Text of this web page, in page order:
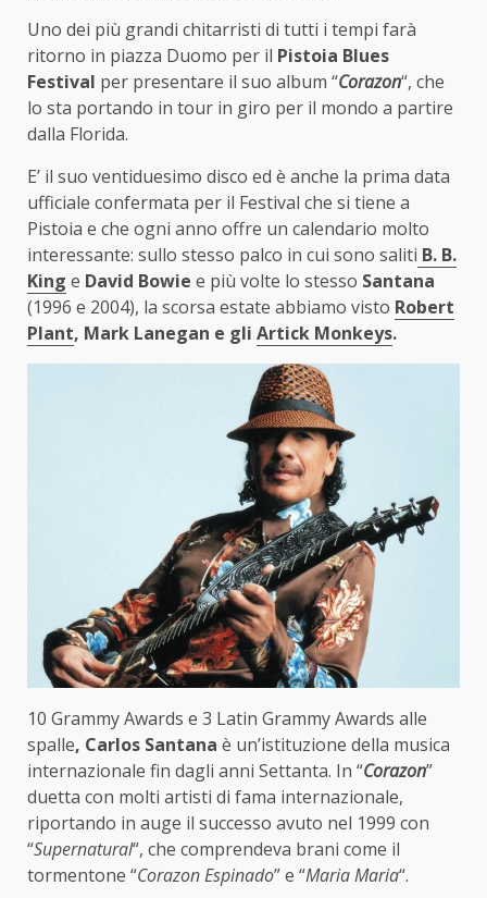
Uno dei più grandi chitarristi di tutti i tempi farà
ritorno in piazza Duomo per il Pistoia Blues
Festival per presentare il suo album “Corazon“, che
lo sta portando in tour in giro per il mondo a partire
dalla Florida.
E’ il suo ventiduesimo disco ed è anche la prima data
ufficiale confermata per il Festival che si tiene a
Pistoia e che ogni anno offre un calendario molto
interessante: sullo stesso palco in cui sono saliti B. B.
King e David Bowie e più volte lo stesso Santana
(1996 e 2004), la scorsa estate abbiamo visto Robert
Plant, Mark Lanegan e gli Artick Monkeys.
10 Grammy Awards e 3 Latin Grammy Awards alle
spalle, Carlos Santana è un’istituzione della musica
internazionale fin dagli anni Settanta. In “Corazon”
duetta con molti artisti di fama internazionale,
riportando in auge il successo avuto nel 1999 con
“Supernatural“, che comprendeva brani come il
tormentone “Corazon Espinado” e “Maria Maria“.